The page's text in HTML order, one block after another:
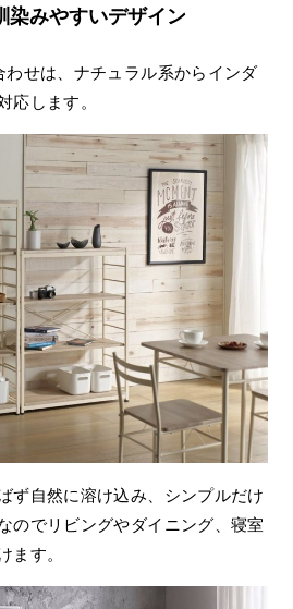
染みやすいデザイン
せは、ナチュラル系からインダ
応します。
ず自然に溶け込み、シンプルだけ
のでリビングやダイニング、寝室
ます。